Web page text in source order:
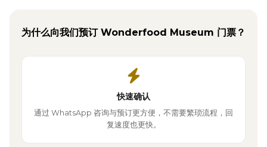
为什么向我们预订 Wonderfood Museum 门票？
快速确认
通过 WhatsApp 咨询与预订更方便，不需要繁琐流程，回
复速度也更快。